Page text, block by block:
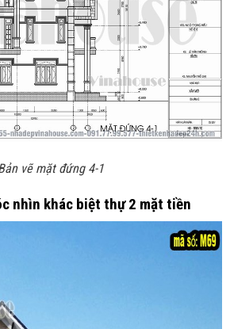
vẽ mặt đứng 4-1
nhìn khác biệt thự 2 mặt tiền